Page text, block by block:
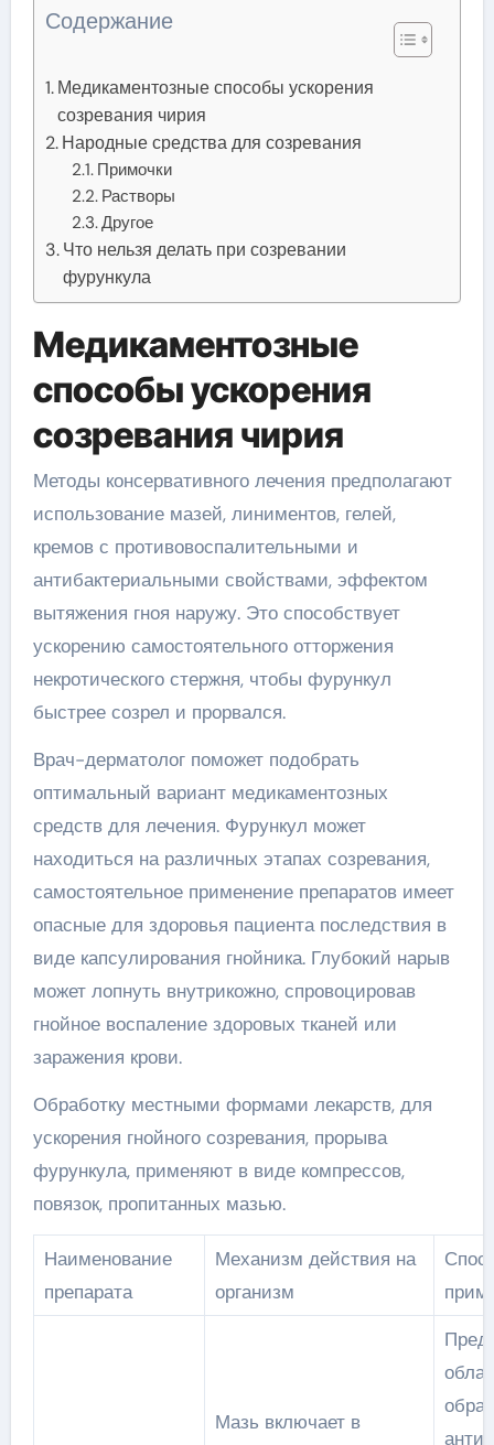
Содержание
Медикаментозные способы ускорения
созревания чирия
Народные средства для созревания
Примочки
Растворы
Другое
Что нельзя делать при созревании
фурункула
Медикаментозные
способы ускорения
созревания чирия
Методы консервативного лечения предполагают
использование мазей, линиментов, гелей,
кремов с противовоспалительными и
антибактериальными свойствами, эффектом
вытяжения гноя наружу. Это способствует
ускорению самостоятельного отторжения
некротического стержня, чтобы фурункул
быстрее созрел и прорвался.
Врач-дерматолог поможет подобрать
оптимальный вариант медикаментозных
средств для лечения. Фурункул может
находиться на различных этапах созревания,
самостоятельное применение препаратов имеет
опасные для здоровья пациента последствия в
виде капсулирования гнойника. Глубокий нарыв
может лопнуть внутрикожно, спровоцировав
гнойное воспаление здоровых тканей или
заражения крови.
Обработку местными формами лекарств, для
ускорения гнойного созревания, прорыва
фурункула, применяют в виде компрессов,
повязок, пропитанных мазью.
Наименование
препарата
Механизм действия на
организм
Мазь включает в